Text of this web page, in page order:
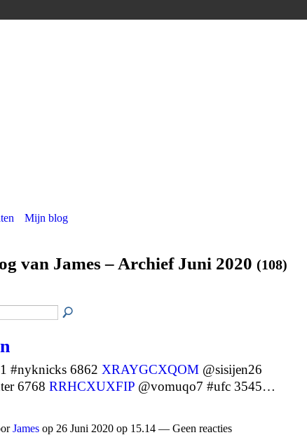
Mijn blog
van James – Archief Juni 2020 (108)
#nyknicks 6862 XRAYGCXQOM @sisijen26
6768 RRHCXUXFIP @vomuqo7 #ufc 3545…
James op 26 Juni 2020 op 15.14 — Geen reacties